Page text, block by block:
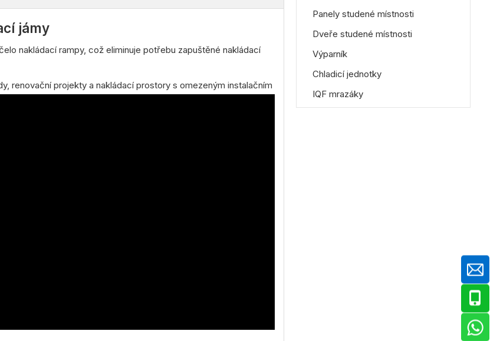
jámy
nakládací rampy, což eliminuje potřebu zapuštěné nakládací
renovační projekty a nakládací prostory s omezeným instalačním
Panely studené místnosti
Dveře studené místnosti
Výparník
Chladicí jednotky
IQF mrazáky